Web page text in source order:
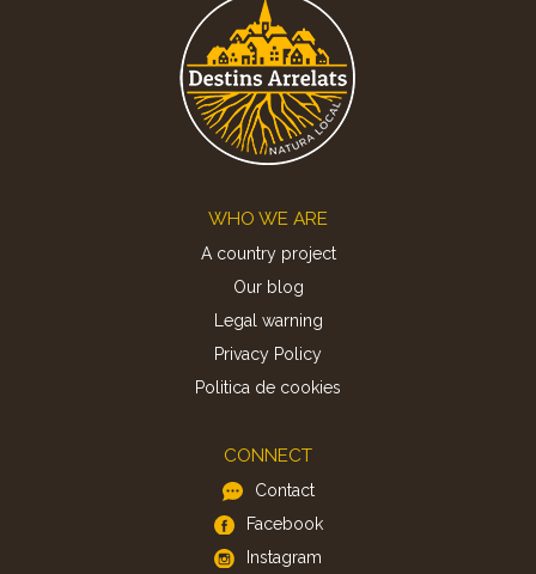
WHO WE ARE
A country project
Our blog
Legal warning
Privacy Policy
Politica de cookies
CONNECT
Contact
Facebook
Instagram